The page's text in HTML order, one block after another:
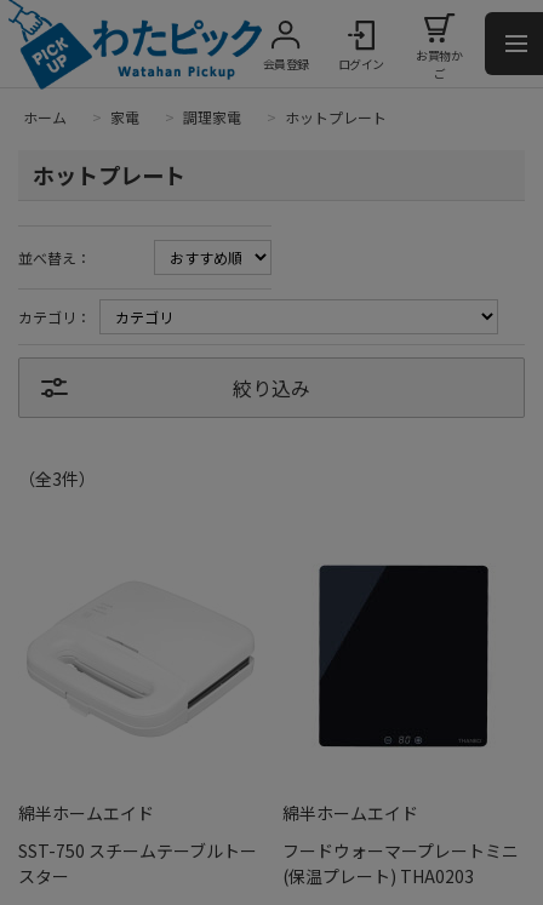
会員登録 ログイン
お買物か
ご
ホーム > 家電 > 調理家電 > ホットプレート
ホットプレート
並べ替え：
カテゴリ：
絞り込み
（全3件）
綿半ホームエイド
SST-750 スチームテーブルトー
スター
綿半ホームエイド
フードウォーマープレートミニ
(保温プレート) THA0203